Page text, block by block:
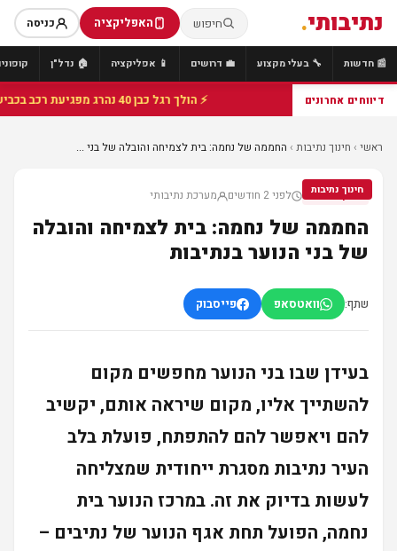
נתיבותי. חיפוש האפליקציה כניסה
📰 חדשות 🔧 בעלי מקצוע 💼 דרושים 📱 אפליקציה 🏠 נדל"ן
דיווחים אחרונים ⚡ הולך רגל כבן 40 נהרג מפגיעת רכב בכביש 25 סמוך לצומת הנשיא, מתנדבי זק"א פועלו בזירה
ראשי › חינוך נתיבות › החממה של נחמה: בית לצמיחה והובלה של בני ...
חינוך נתיבות
חינוך נתיבות לפני 2 חודשים מערכת נתיבותי
החממה של נחמה: בית לצמיחה והובלה
של בני הנוער בנתיבות
שתף: וואטסאפ פייסבוק
בעידן שבו בני הנוער מחפשים מקום
להשתייך אליו, מקום שיראה אותם, יקשיב
להם ויאפשר להם להתפתח, פועלת בלב
העיר נתיבות מסגרת ייחודית שמצליחה
לעשות בדיוק את זה. במרכז הנוער בית
נחמה, הפועל תחת אגף הנוער של נתיבים –